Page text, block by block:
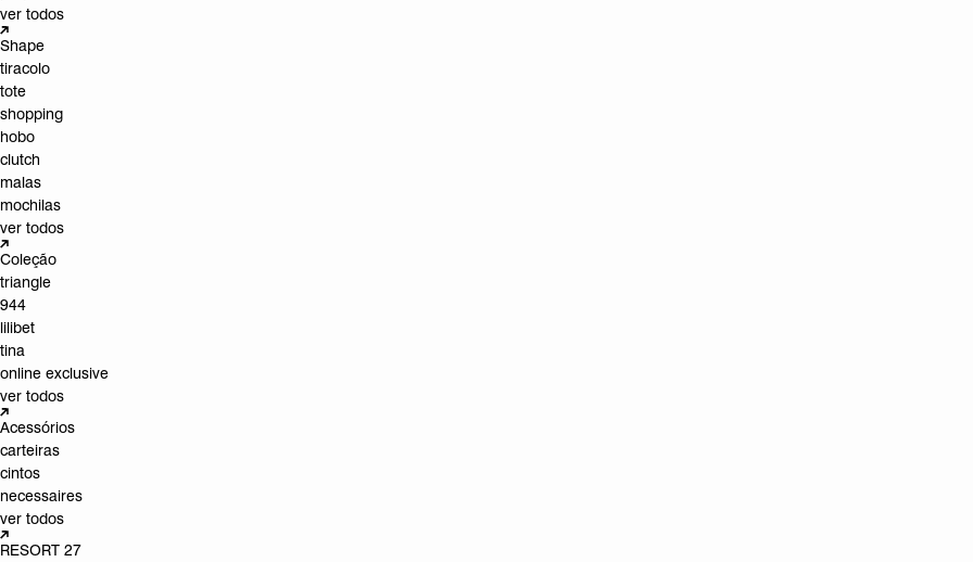
ver todos
Shape
tiracolo
tote
shopping
hobo
clutch
malas
mochilas
ver todos
Coleção
triangle
944
lilibet
tina
online exclusive
ver todos
Acessórios
carteiras
cintos
necessaires
ver todos
RESORT 27